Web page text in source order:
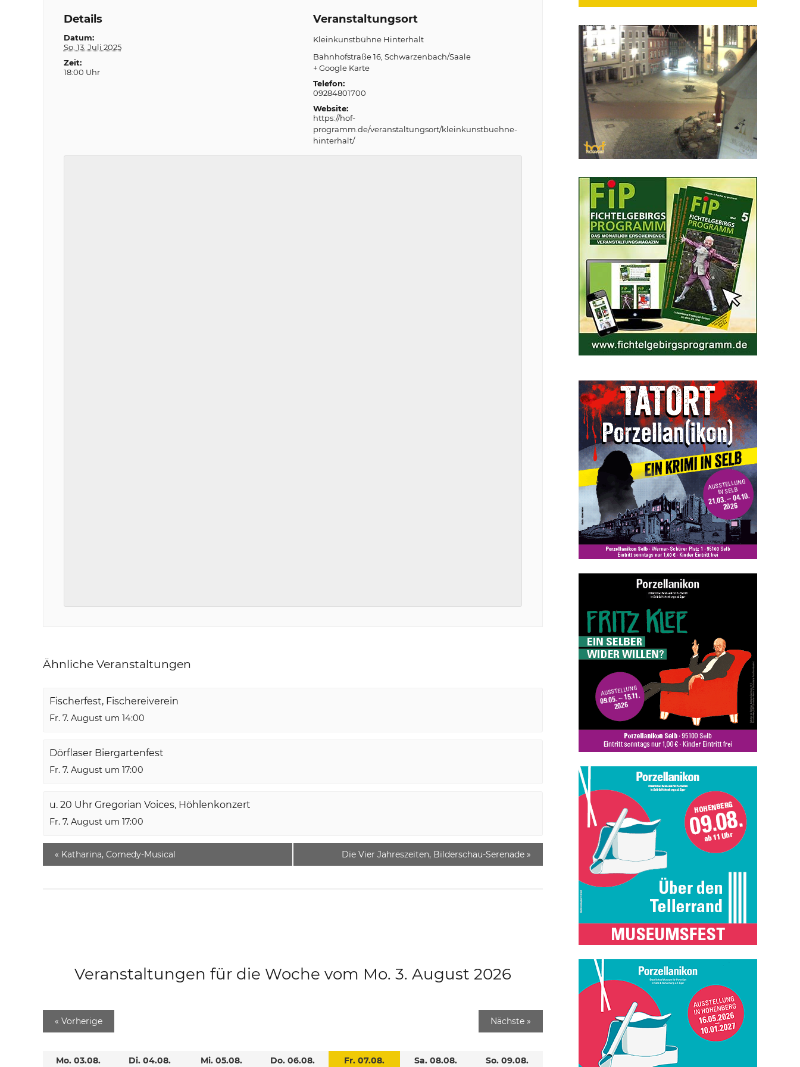
Details
Datum:
So. 13. Juli 2025
Zeit:
18:00 Uhr
Veranstaltungsort
Kleinkunstbühne Hinterhalt
Bahnhofstraße 16 Schwarzenbach/Saale
+ Google Karte
Telefon:
09284801700
Website:
https://hof-
programm.de/veranstaltungsort/kleinkunstbuehne-
hinterhalt/
Ähnliche Veranstaltungen
Fischerfest, Fischereiverein
Fr. 7. August um 14:00
Dörflaser Biergartenfest
Fr. 7. August um 17:00
u. 20 Uhr Gregorian Voices, Höhlenkonzert
Fr. 7. August um 17:00
« Katharina, Comedy-Musical Die Vier Jahreszeiten, Bilderschau-Serenade »
Veranstaltungen für die Woche vom Mo. 3. August 2026
« Vorherige Nächste »
Mo. 03.08. Di. 04.08. Mi. 05.08. Do. 06.08. Fr. 07.08. Sa. 08.08. So. 09.08.